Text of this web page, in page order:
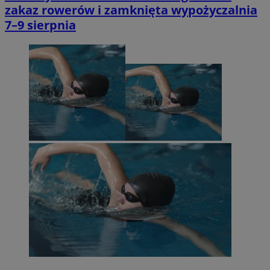
zakaz rowerów i zamknięta wypożyczalnia
7–9 sierpnia